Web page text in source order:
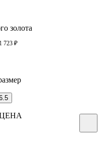
золота
723 ₽